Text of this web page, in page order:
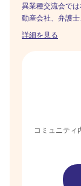
異業種交流会で
動産会社、弁護
ーナーさん等が
詳細を見る
コミュニティ